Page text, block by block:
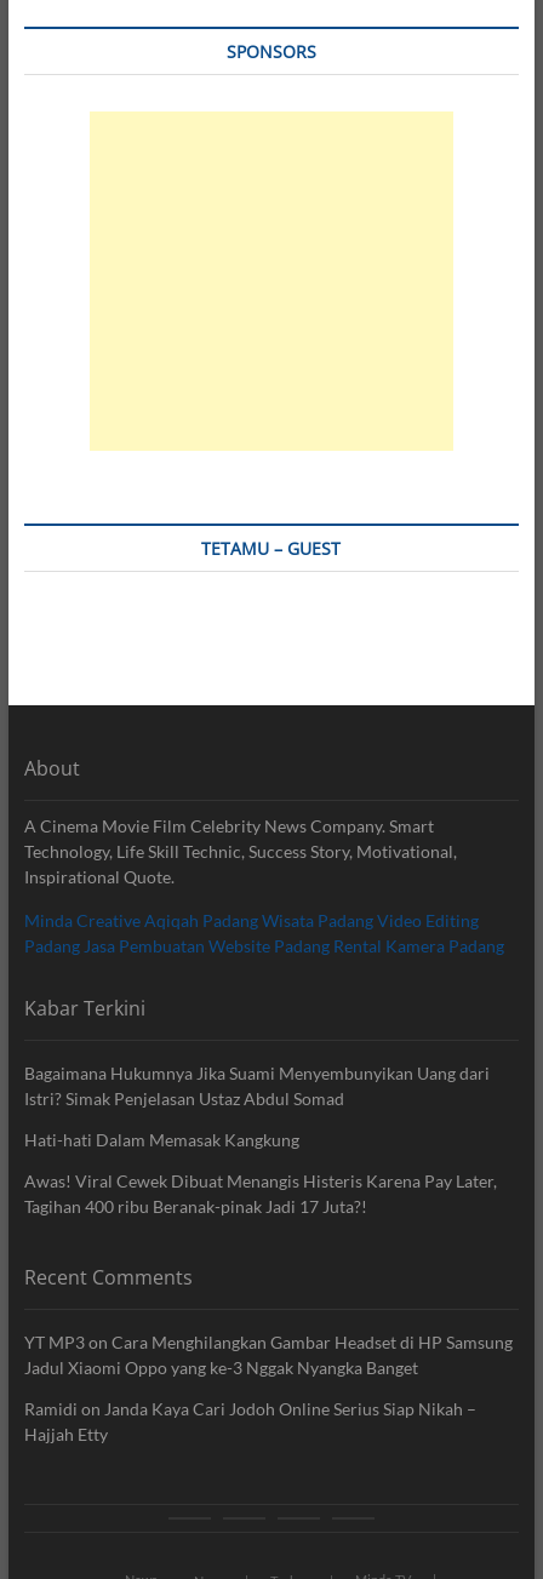
SPONSORS
TETAMU – GUEST
About
A Cinema Movie Film Celebrity News Company. Smart
Technology, Life Skill Technic, Success Story, Motivational,
Inspirational Quote.
Minda CreativeAqiqah PadangWisata PadangVideo Editing
Padang Jasa Pembuatan Website Padang Rental Kamera Padang
Kabar Terkini
Bagaimana Hukumnya Jika Suami Menyembunyikan Uang dari
Istri? Simak Penjelasan Ustaz Abdul Somad
Hati-hati Dalam Memasak Kangkung
Awas! Viral Cewek Dibuat Menangis Histeris Karena Pay Later,
Tagihan 400 ribu Beranak-pinak Jadi 17 Juta?!
Recent Comments
YT MP3on Cara Menghilangkan Gambar Headset di HP Samsung
Jadul Xiaomi Oppo yang ke-3 Nggak Nyangka Banget
Ramidi on Janda Kaya Cari Jodoh Online Serius Siap Nikah –
Hajjah Etty